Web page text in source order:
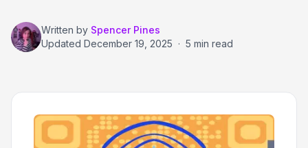
Written by Spencer Pines
Updated December 19, 2025 · 5 min read